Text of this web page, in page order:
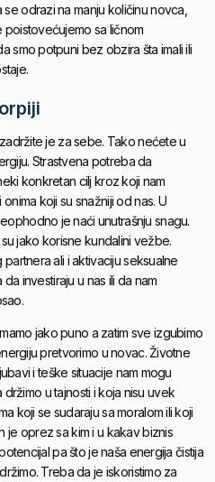
odrazi na manju količinu novca,
sa ličnom
smo potpuni bez obzira šta imali ili
je za sebe. Tako nećete u
Strastvena potreba da
konkretan cilj kroz koji nam
koji su snažniji od nas. U
je naći unutrašnju snagu.
jako korisne kundalini vežbe.
ali i aktivaciju seksualne
investiraju u nas ili da nam
jako puno a zatim sve izgubimo
pretvorimo u novac. Životne
i teške situacije nam mogu
u tajnosti i koja nisu uvek
koji se sudaraju sa moralom ili koji
je oprez sa kim i u kakav biznis
pa što je naša energija čistija
Treba da je iskoristimo za